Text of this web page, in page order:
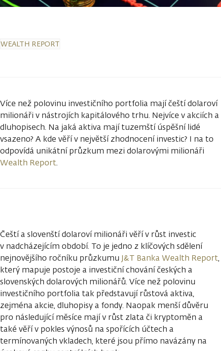
WEALTH REPORT
Více než polovinu investičního portfolia mají čeští dolaroví
milionáři v nástrojích kapitálového trhu. Nejvíce v akciích a
dluhopisech. Na jaká aktiva mají tuzemští úspěšní lidé
vsazeno? A kde věří v největší zhodnocení investic? I na to
odpovídá unikátní průzkum mezi dolarovými milionáři
Wealth Report.
Čeští a slovenští dolaroví milionáři věří v růst investic
v nadcházejícím období. To je jedno z klíčových sdělení
nejnovějšího ročníku průzkumu J&T Banka Wealth Report,
který mapuje postoje a investiční chování českých a
slovenských dolarových milionářů. Více než polovinu
investičního portfolia tak představují růstová aktiva,
zejména akcie, dluhopisy a fondy. Naopak menší důvěru
pro následující měsíce mají v růst zlata či kryptoměn a
také věří v pokles výnosů na spořících účtech a
termínovaných vkladech, které jsou přímo navázány na